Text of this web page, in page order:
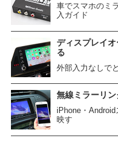
車でスマホのミ
入ガイド
ディスプレイ
る
外部入力なしで
無線ミラーリ
iPhone・
映す